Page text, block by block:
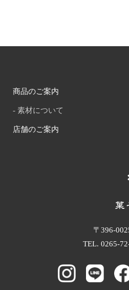
商品のご案内
素材について
店舗のご案内
〒396-
TEL. 0265-